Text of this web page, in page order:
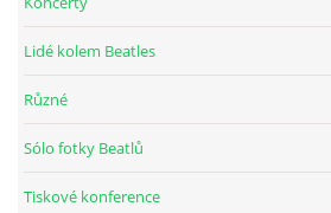
DISKOGRAFIE - BOOTLEGY I
DISKOGRAFIE - BOOTLEGY III
Lidé kolem Beatles
Různé
Sólo fotky Beatlů
Tiskové konference